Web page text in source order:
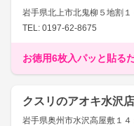
岩手県北上市北鬼柳５地割１
TEL: 0197-62-8675
お徳用6枚入パッと貼る
クスリのアオキ水沢店
岩手県奥州市水沢高屋敷１４